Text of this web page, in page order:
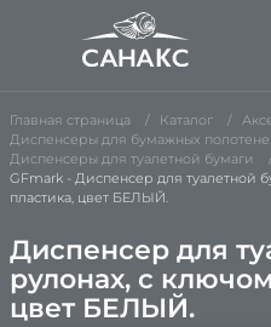
Главная страница Каталог
Диспенсеры для бумажных
Диспенсеры для туалетной бумаги
GFmark - Диспенсер для туалетной
пластика, цвет БЕЛЫЙ.
Диспенсер для
рулонах, с
цвет БЕЛЫЙ.